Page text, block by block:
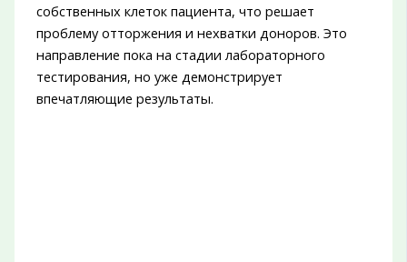
собственных клеток пациента, что решает
проблему отторжения и нехватки доноров. Это
направление пока на стадии лабораторного
тестирования, но уже демонстрирует
впечатляющие результаты.